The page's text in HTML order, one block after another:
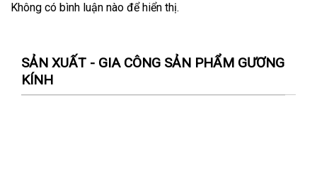
Không có bình luận nào để hiển thị.
SẢN XUẤT - GIA CÔNG SẢN PHẨM GƯƠNG
KÍNH